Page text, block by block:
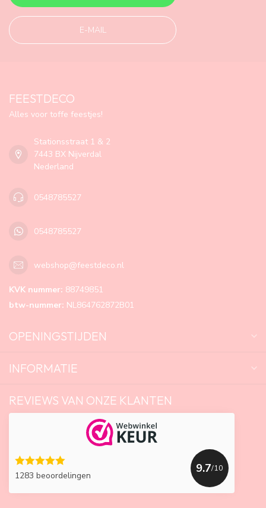
E-MAIL
FEESTDECO
Alles voor toffe feestjes!
Stationsstraat 1 & 2
7443 BX Nijverdal
Nederland
0548785527
0548785527
webshop@feestdeco.nl
KVK nummer: 88749851
btw-nummer: NL864762872B01
OPENINGSTIJDEN
INFORMATIE
REVIEWS VAN ONZE KLANTEN
1283 beoordelingen
9.7/10